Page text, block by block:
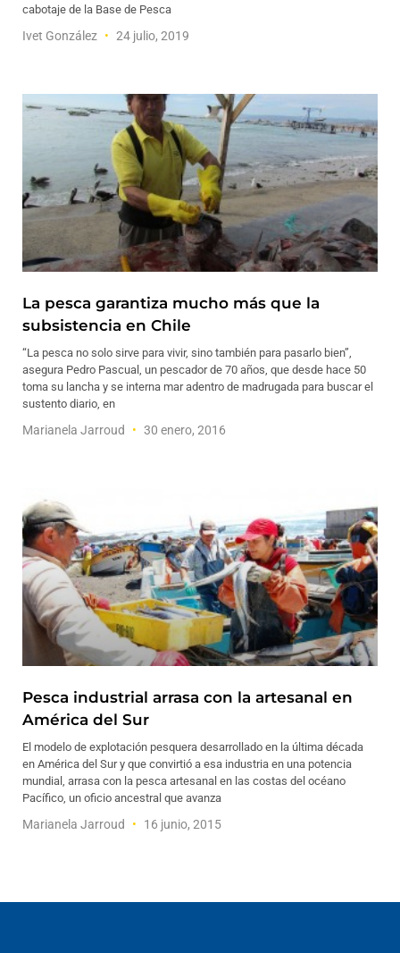
cabotaje de la Base de Pesca
Ivet González 24 julio, 2019
La pesca garantiza mucho más que la
subsistencia en Chile
“La pesca no solo sirve para vivir, sino también para pasarlo bien”,
asegura Pedro Pascual, un pescador de 70 años, que desde hace 50
toma su lancha y se interna mar adentro de madrugada para buscar el
sustento diario, en
Marianela Jarroud 30 enero, 2016
Pesca industrial arrasa con la artesanal en
América del Sur
El modelo de explotación pesquera desarrollado en la última década
en América del Sur y que convirtió a esa industria en una potencia
mundial, arrasa con la pesca artesanal en las costas del océano
Pacífico, un oficio ancestral que avanza
Marianela Jarroud 16 junio, 2015